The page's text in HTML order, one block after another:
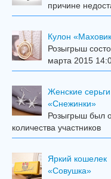
причине
Кулон
Розыгрыш
марта 2015
Женские серьги
«Снежинки»
Розыгрыш был
количества участников
Яркий кошелек
«Совушка»